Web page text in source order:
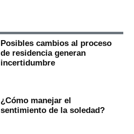
Posibles cambios al proceso
de residencia generan
incertidumbre
¿Cómo manejar el
sentimiento de la soledad?